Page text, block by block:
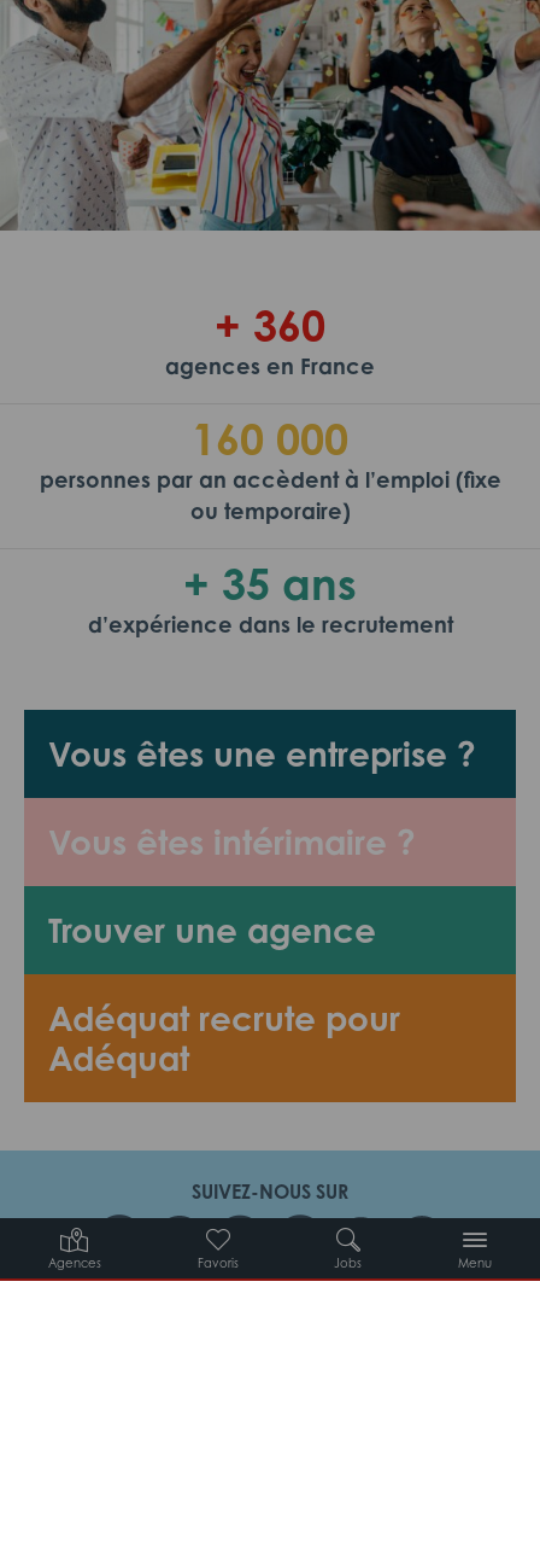
Agences Favoris Jobs Menu
Vous êtes une entreprise ?
Vous êtes intérimaire ?
Trouver une agence
Adéquat recrute pour
Adéquat
+ 360
agences en France
160 000
personnes par an accèdent à l’emploi (fixe
ou temporaire)
+ 35 ans
d’expérience dans le recrutement
SUIVEZ-NOUS SUR